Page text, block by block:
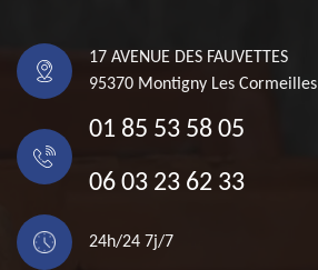
17 AVENUE DES FAUVETTES
95370 Montigny Les Cormeilles
01 85 53 58 05
06 03 23 62 33
24h/24 7j/7